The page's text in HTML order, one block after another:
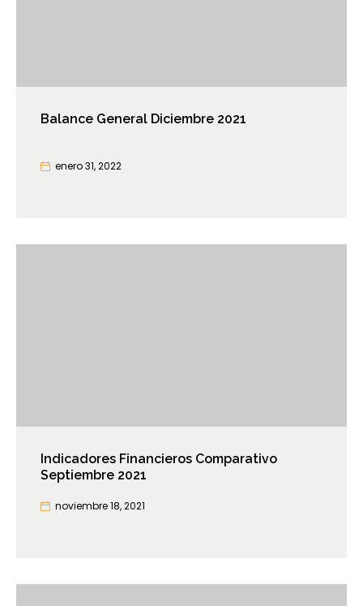
Balance General Diciembre 2021
enero 31, 2022
Indicadores Financieros Comparativo
Septiembre 2021
noviembre 18, 2021